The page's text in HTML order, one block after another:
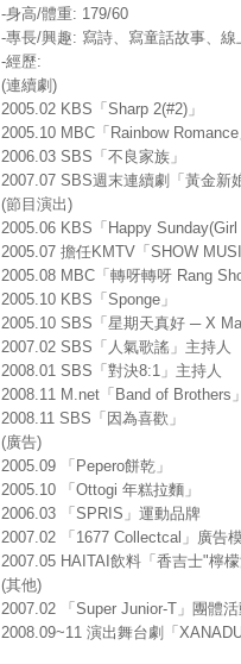
-身高/體重: 179/60
-專長/興趣: 寫詩、寫童話故事、線
-經歷:
(連續劇)
2005.02 KBS「Sharp 2(#2)」
2005.10 MBC「Rainbow Romance
2006.03 SBS「不良家族」
2007.07 SBS週末連續劇「黃金新
(節目演出)
2005.06 KBS「Happy Sunday(Girl
2005.07 擔任KMTV「SHOW
2005.08 MBC「轉呀轉呀 Rang
2005.10 KBS「Sponge」
2005.10 SBS「星期天真好 ─ X
2007.02 SBS「人氣歌謠」主持人
2008.01 SBS「對決8:1」主持人
2008.11 M.net「Band of Brothers」
2008.11 SBS「因為喜歡」
(廣告)
2005.09 「Pepero餅乾」
2005.10 「Ottogi 年糕拉麵」
2006.03 「SPRIS」運動品牌
2007.02 「1677 Collectcal」廣告
2007.05 HAITAI飲料「香吉士"檸
(其他)
2007.02 「Super Junior-T」團體活
2008.09~11 演出舞台劇「XANADU